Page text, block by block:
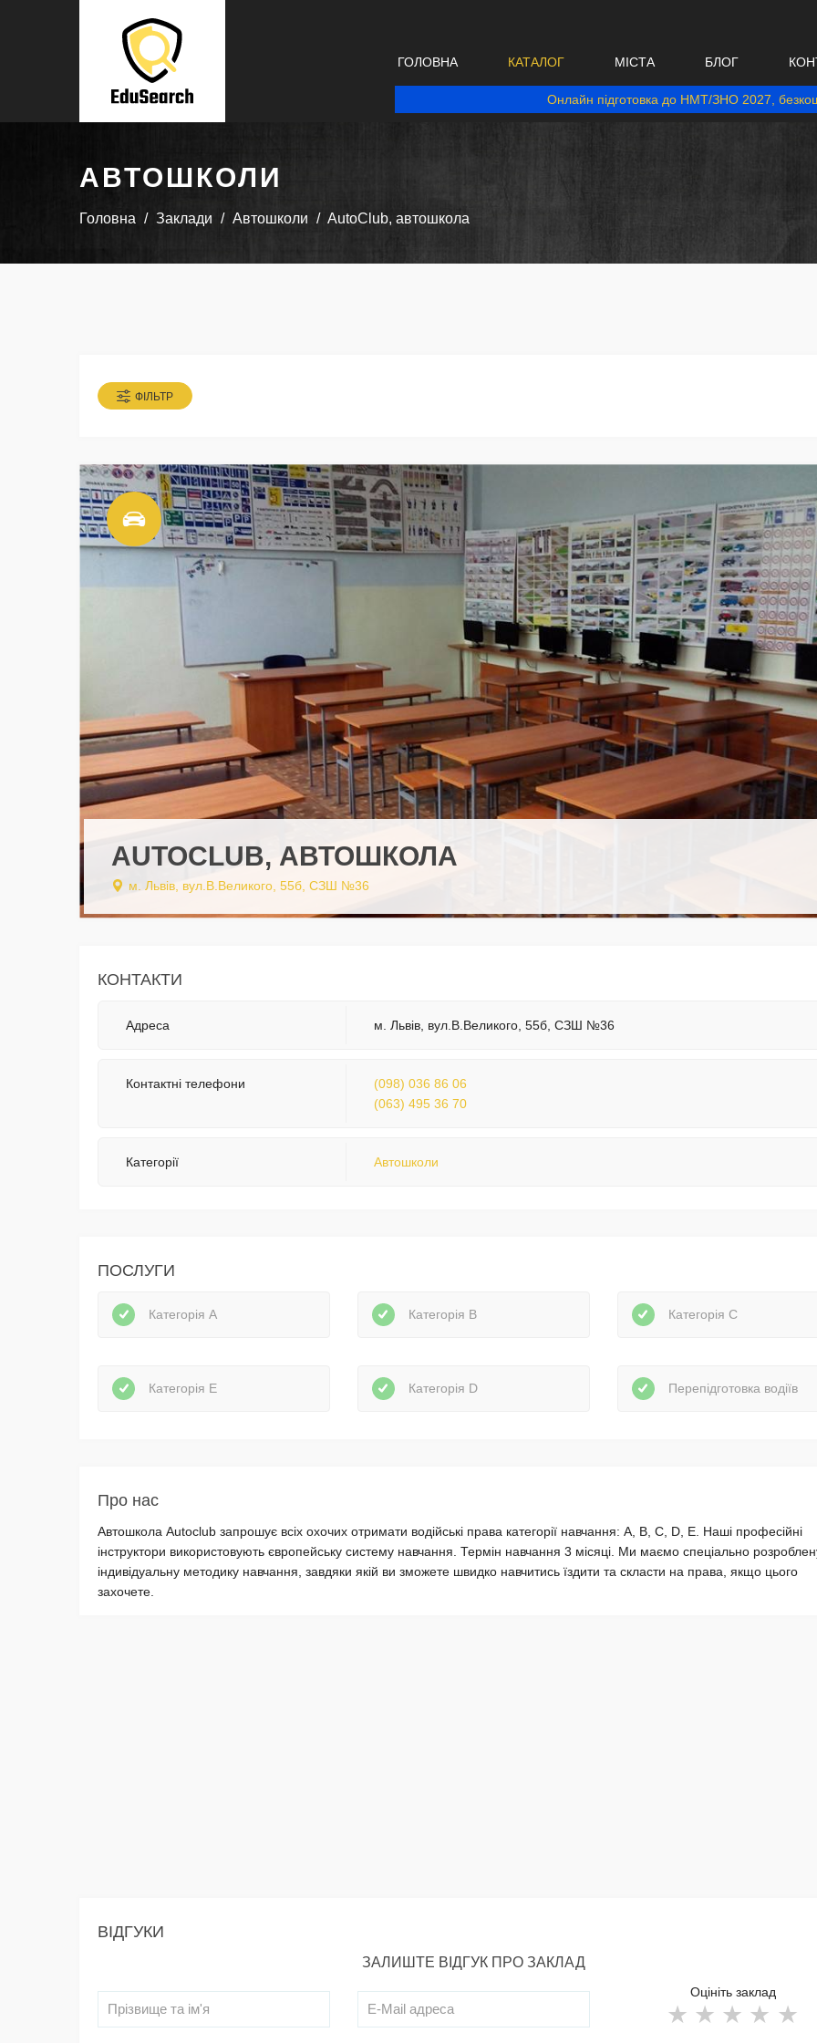
ГОЛОВНА КАТАЛОГ МІСТА БЛОГ
Онлайн підготовка до НМТ/ЗНО 2027,
АВТОШКОЛИ
Головна Заклади Автошколи AutoClub, автошкола
ФІЛЬТР
AUTOCLUB, АВТОШКОЛА
м. Львів, вул.В.Великого, 55б, СЗШ №36
КОНТАКТИ
Адреса м. Львів, вул.В.Великого, 55б, СЗШ №36
Контактні телефони
(098) 036 86 06
(063) 495 36 70
Категорії Автошколи
ПОСЛУГИ
Категорія А Категорія В Категорія С
Категорія E Категорія D Перепідготовка водіїв
Про нас
Автошкола Autoclub запрошує всіх охочих отримати водійські права категорії навчання: А, В, С, D, E. Наші професійні
інструктори використовують європейську систему навчання. Термін навчання 3 місяці. Ми маємо спеціально
індивідуальну методику навчання, завдяки якій ви зможете швидко навчитись їздити та скласти на права, якщо цього
захочете.
ВІДГУКИ
ЗАЛИШТЕ ВІДГУК ПРО ЗАКЛАД
Оцініть заклад